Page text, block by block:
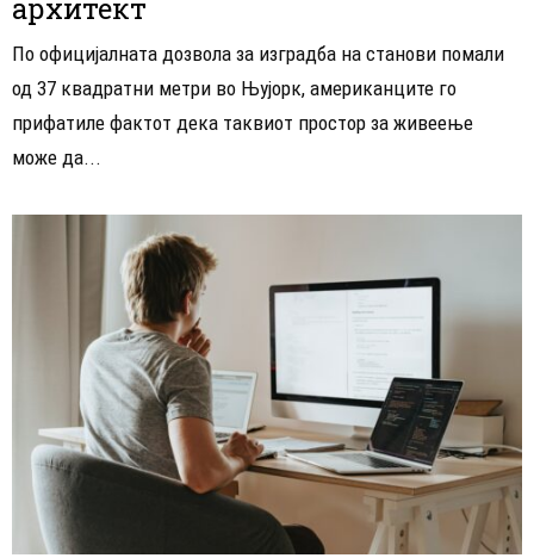
архитект
По официјалната дозвола за изградба на станови помали
од 37 квадратни метри во Њујорк, американците го
прифатиле фактот дека таквиот простор за живеење
може да...